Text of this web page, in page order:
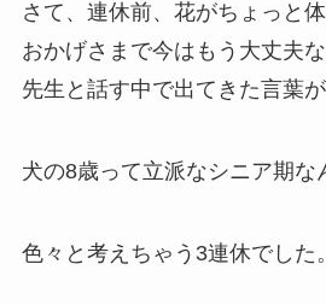
さて、連休前、花がちょっと
おかげさまで今はもう大丈夫
先生と話す中で出てきた言葉が
犬の8歳って立派なシニア期な
色々と考えちゃう3連休でした。